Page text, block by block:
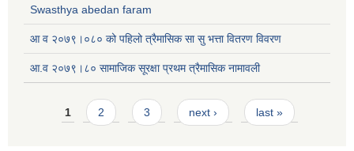
Swasthya abedan faram
आ व २०७९।०८० को पहिलो त्रैमासिक सा सु भत्ता वितरण विवरण
आ.व २०७९।८० सामाजिक सूरक्षा प्रथम त्रैमासिक नामावली
Pages
1 2 3 next › last »